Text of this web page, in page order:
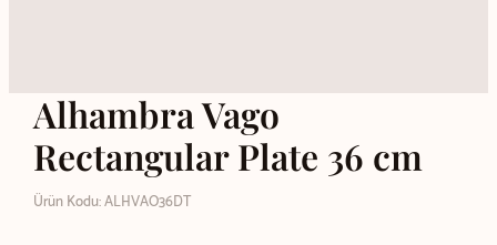
Alhambra Vago
Rectangular Plate 36 cm
Ürün Kodu: ALHVAO36DT